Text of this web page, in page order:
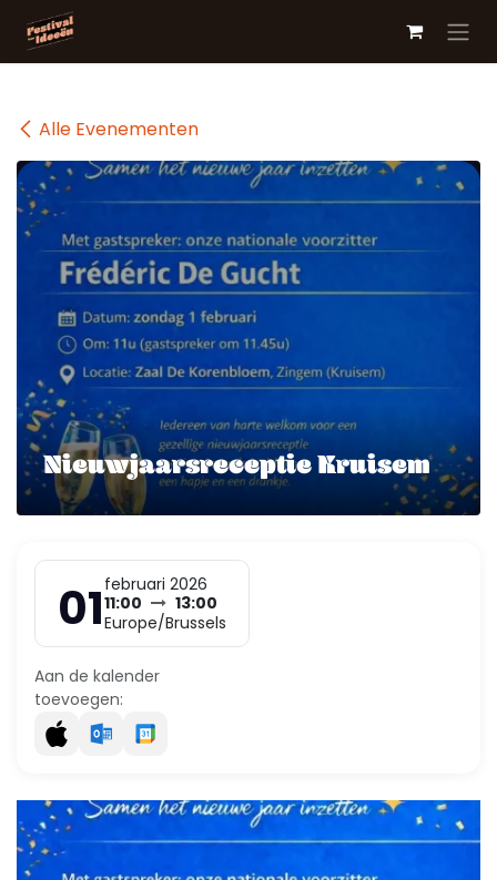
Overslaan naar inhoud
Alle Evenementen
Nieuwjaarsreceptie Kruisem
01 februari 2026
11:00
13:00
Europe/Brussels
Aan de kalender
toevoegen: